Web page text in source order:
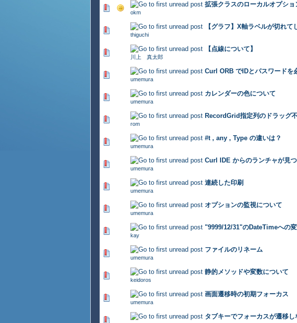
拡張クラスのローカルオプショ
okm
340 Vote(s) - 2.73 out of 5 in Average
【グラフ】X軸ラベルが切れて
thiguchi
344 Vote(s) - 2.94 out of 5 in Average
【点線について】
川上 真太郎
345 Vote(s) - 2.93 out of 5 in Average
Curl ORB でIDとパスワードを
umemura
325 Vote(s) - 2.75 out of 5 in Average
カレンダーの色について
umemura
329 Vote(s) - 2.74 out of 5 in Average
RecordGrid指定列のドラッグ
rom
317 Vote(s) - 2.83 out of 5 in Average
#t , any , Type の違いは？
umemura
478 Vote(s) - 2.82 out of 5 in Average
Curl IDE からのランチャが見
umemura
372 Vote(s) - 2.76 out of 5 in Average
連続した印刷
umemura
396 Vote(s) - 2.94 out of 5 in Average
オプションの監視について
umemura
326 Vote(s) - 2.72 out of 5 in Average
"9999/12/31"のDateTimeへの
kay
381 Vote(s) - 2.69 out of 5 in Average
ファイルのリネーム
umemura
339 Vote(s) - 2.71 out of 5 in Average
静的メソッドや変数について
keidoros
353 Vote(s) - 2.76 out of 5 in Average
画面遷移時の初期フォーカス
umemura
352 Vote(s) - 2.83 out of 5 in Average
タブキーでフォーカスが遷移し
333 Vote(s) - 2.86 out of 5 in Average